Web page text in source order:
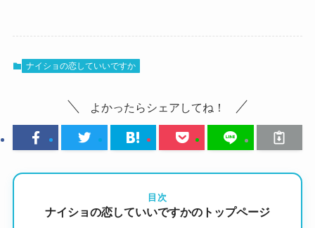
ナイショの恋していいですか
よかったらシェアしてね！
目次
ナイショの恋していいですかのトップページ